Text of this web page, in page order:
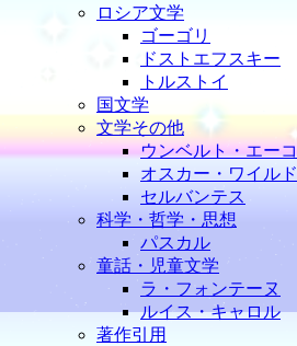
ロシア文学
ゴーゴリ
ドストエフスキー
トルストイ
国文学
文学その他
ウンベルト・エーコ
オスカー・ワイルド
セルバンテス
科学・哲学・思想
パスカル
童話・児童文学
ラ・フォンテーヌ
ルイス・キャロル
著作引用